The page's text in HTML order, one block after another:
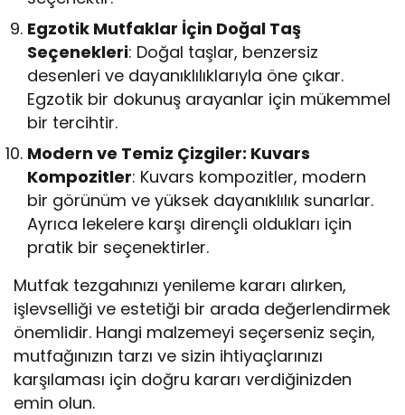
Egzotik Mutfaklar İçin Doğal Taş
Seçenekleri: Doğal taşlar, benzersiz
desenleri ve dayanıklılıklarıyla öne çıkar.
Egzotik bir dokunuş arayanlar için mükemmel
bir tercihtir.
Modern ve Temiz Çizgiler: Kuvars
Kompozitler: Kuvars kompozitler, modern
bir görünüm ve yüksek dayanıklılık sunarlar.
Ayrıca lekelere karşı dirençli oldukları için
pratik bir seçenektirler.
Mutfak tezgahınızı yenileme kararı alırken,
işlevselliği ve estetiği bir arada değerlendirmek
önemlidir. Hangi malzemeyi seçerseniz seçin,
mutfağınızın tarzı ve sizin ihtiyaçlarınızı
karşılaması için doğru kararı verdiğinizden
emin olun.